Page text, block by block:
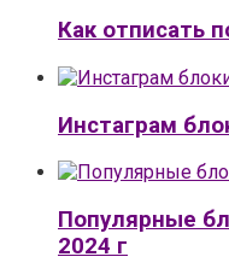
Как отписать
Инстаграм
Популярные
2024 г